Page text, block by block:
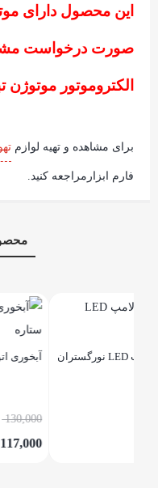
این محصول دارای
صورت درخواست
الکتروموتور موتوژن
برای مشاهده و تهیه لوازم
فارم ابزارمراجعه کنید.
آبخوری اتوماتیک پلاسون